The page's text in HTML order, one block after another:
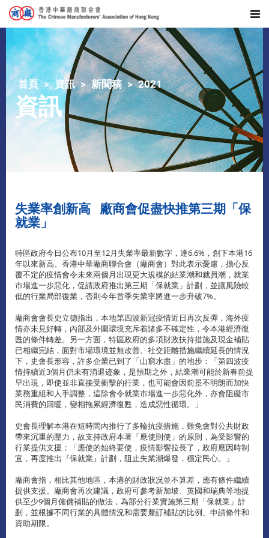
首頁 資訊 新聞稿 2021
資訊
失業率創新高 廠商會促盡快推第三期「保
就業」
特區政府今日公布10月至12月失業率最新數字，達6.6%，創下本港16
年以來新高。香港中華廠商聯合會（廠商會）對此表示憂慮，擔心反
覆不定的疫情會令未來兩個月出現更大規模的結業潮和裁員潮，就業
市場進一步惡化，促請政府推出第三期「保就業」計劃，並讓風險較
低的行業局部復業，否則今年首季失業率將進一步升破7%。
廠商會會長史立德指出，本地第四波新冠疫情近日再次反彈，海外疫
情亦未見好轉，內部及外圍環境充斥着諸多不確定性，令本港經濟復
甦的條件轉差。另一方面，特區政府的多項財政扶持措施及現金補貼
已相繼完結，面對市場環境並無改善、社交距離措施繼續延長的情況
下，史會長形容，許多企業已到了「山窮水盡」的地步：「第四波疫
情持續近3個月仍未有消退迹象，是預期之外，結業潮可能於新春前提
早出現，即使並非直接受衝擊的行業，也可能會因前景不明朗而加快
業務重組和人手調整，這除會令就業市場進一步惡化外，亦會阻礙市
民消費的回暖，變相拖累經濟復甦，造成惡性循環。」
史會長理解本港在短時間內推行了多輪抗疫措施，難免會對公共財政
帶來沉重的壓力，故支持政府本著「應使則使」的原則，為受影響的
行業提供支援；「應使的始終要使，疫情影響拉長了，政府應因時制
宜，再度推出『保就業』計劃，阻止失業潮爆發，穩定民心。」
廠商會指，相比其他地區，本港的財政狀况並不算差，應有條件繼續
提供支援。廠商會再次建議，政府可參考新加坡、英國和瑞典等地提
供至少9個月僱傭補貼的做法，為部分行業實施第三期「保就業」計
劃，並根據不同行業的具體情況和需要釐訂補貼的比例、申請條件和
資助期限。